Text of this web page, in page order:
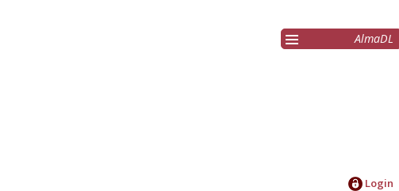
AlmaDL
Login